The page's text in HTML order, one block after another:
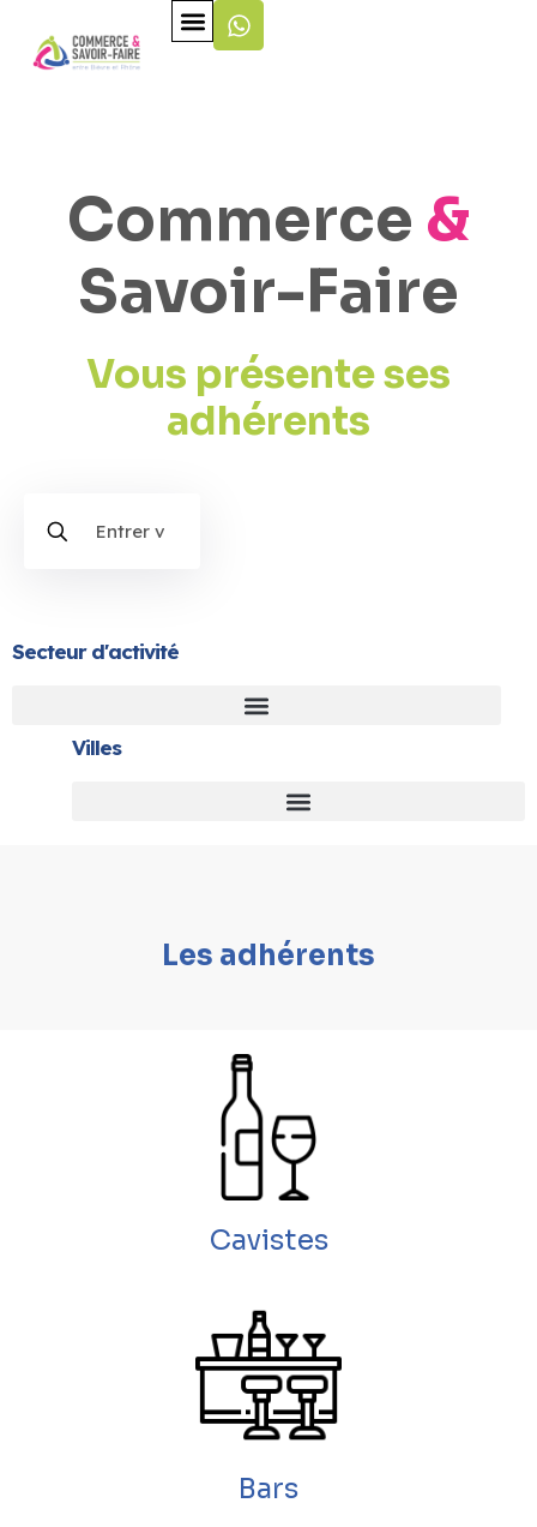
Commerce &
Savoir-Faire
Vous présente ses
adhérents
Secteur d'activité
Villes
Les adhérents
Cavistes
Bars